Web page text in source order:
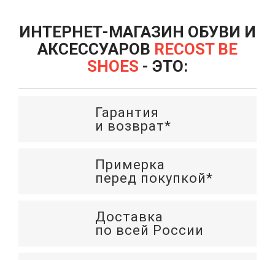
ИНТЕРНЕТ-МАГАЗИН ОБУВИ И
АКСЕССУАРОВ RECOST BE
SHOES - ЭТО:
Гарантия
и возврат*
Примерка
перед покупкой*
Доставка
по всей России